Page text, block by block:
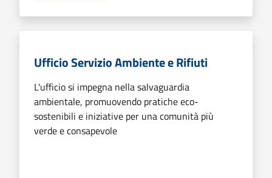
Ufficio Servizio Ambiente e Rifiuti
L'ufficio si impegna nella salvaguardia
ambientale, promuovendo pratiche eco-
sostenibili e iniziative per una comunità più
verde e consapevole